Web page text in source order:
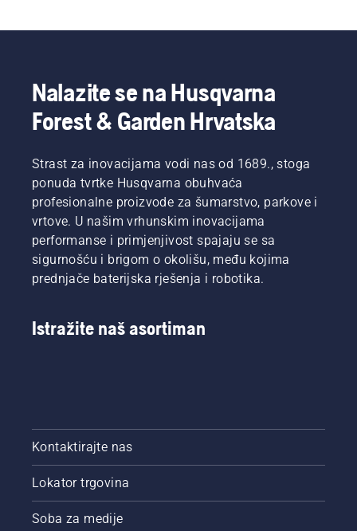
Nalazite se na Husqvarna
Forest & Garden Hrvatska
Strast za inovacijama vodi nas od 1689., stoga
ponuda tvrtke Husqvarna obuhvaća
profesionalne proizvode za šumarstvo, parkove i
vrtove. U našim vrhunskim inovacijama
performanse i primjenjivost spajaju se sa
sigurnošću i brigom o okolišu, među kojima
prednjače baterijska rješenja i robotika.
Istražite naš asortiman
Kontaktirajte nas
Lokator trgovina
Soba za medije